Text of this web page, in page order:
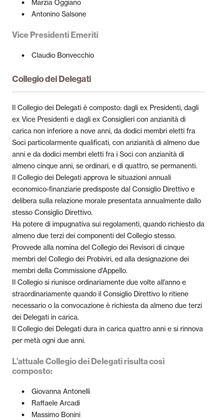
Marzia Oggiano
Antonino Salsone
Vice Presidenti Emeriti
Claudio Bonvecchio
Collegio dei Delegati
Il Collegio dei Delegati è composto: dagli ex Presidenti, dagli
ex Vice Presidenti e dagli ex Consiglieri con anzianità di
carica non inferiore a nove anni, da dodici membri eletti fra
Soci particolarmente qualificati, con anzianità di almeno due
anni e da dodici membri eletti fra i Soci con anzianità di
almeno cinque anni, se ordinari, e di quattro, se permanenti.
Il Collegio dei Delegati approva le situazioni annuali
economico-finanziarie predisposte dal Consiglio Direttivo e
delibera sulla relazione morale presentata annualmente dallo
stesso Consiglio Direttivo.
Ha potere di impugnativa sui regolamenti, quando richiesto da
almeno due terzi dei componenti del Collegio stesso.
Provvede alla nomina del Collegio dei Revisori di cinque
membri del Collegio dei Probiviri, ed alla designazione dei
membri della Commissione d’Appello.
Il Collegio si riunisce ordinariamente due volte all’anno e
straordinariamente quando il Consiglio Direttivo lo ritiene
necessario o la convocazione è richiesta da almeno due terzi
dei Delegati in carica.
Il Collegio dei Delegati dura in carica quattro anni e si rinnova
per metà ogni due anni.
L’attuale Collegio dei Delegati risulta così
composto:
Giovanna Antonelli
Raffaele Arcadi
Massimo Bonini